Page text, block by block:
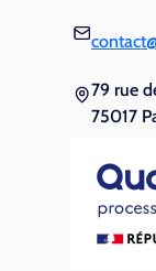
79 rue
75017